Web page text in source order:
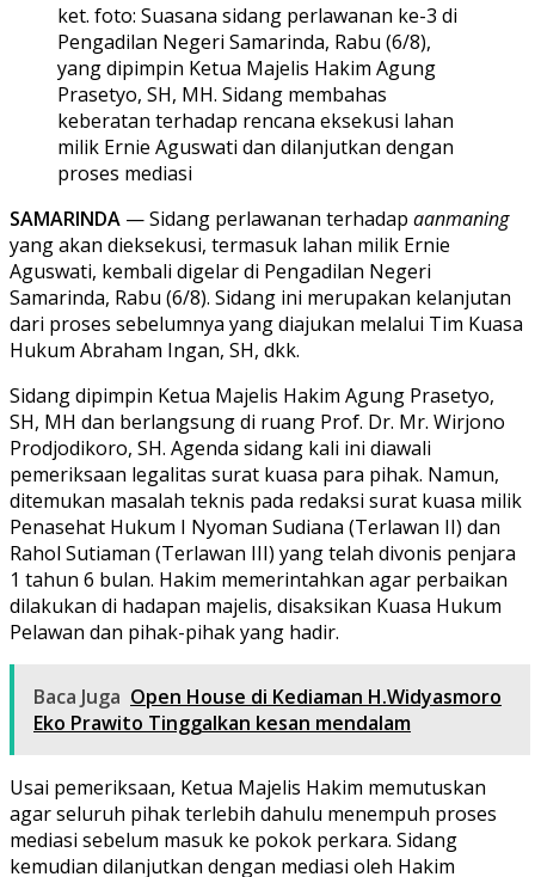
ket. foto: Suasana sidang perlawanan ke-3 di
Pengadilan Negeri Samarinda, Rabu (6/8),
yang dipimpin Ketua Majelis Hakim Agung
Prasetyo, SH, MH. Sidang membahas
keberatan terhadap rencana eksekusi lahan
milik Ernie Aguswati dan dilanjutkan dengan
proses mediasi
SAMARINDA — Sidang perlawanan terhadap aanmaning
yang akan dieksekusi, termasuk lahan milik Ernie
Aguswati, kembali digelar di Pengadilan Negeri
Samarinda, Rabu (6/8). Sidang ini merupakan kelanjutan
dari proses sebelumnya yang diajukan melalui Tim Kuasa
Hukum Abraham Ingan, SH, dkk.
Sidang dipimpin Ketua Majelis Hakim Agung Prasetyo,
SH, MH dan berlangsung di ruang Prof. Dr. Mr. Wirjono
Prodjodikoro, SH. Agenda sidang kali ini diawali
pemeriksaan legalitas surat kuasa para pihak. Namun,
ditemukan masalah teknis pada redaksi surat kuasa milik
Penasehat Hukum I Nyoman Sudiana (Terlawan II) dan
Rahol Sutiaman (Terlawan III) yang telah divonis penjara
1 tahun 6 bulan. Hakim memerintahkan agar perbaikan
dilakukan di hadapan majelis, disaksikan Kuasa Hukum
Pelawan dan pihak-pihak yang hadir.
Baca Juga Open House di Kediaman H.Widyasmoro
Eko Prawito Tinggalkan kesan mendalam
Usai pemeriksaan, Ketua Majelis Hakim memutuskan
agar seluruh pihak terlebih dahulu menempuh proses
mediasi sebelum masuk ke pokok perkara. Sidang
kemudian dilanjutkan dengan mediasi oleh Hakim